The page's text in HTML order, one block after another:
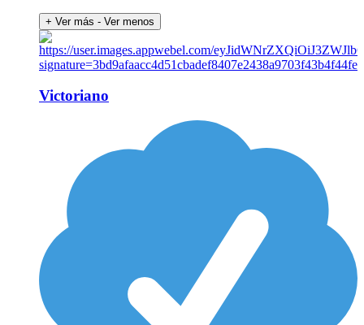
+ Ver más - Ver menos
Victoriano